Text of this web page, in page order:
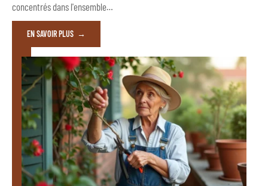
concentrés dans l'ensemble…
EN SAVOIR PLUS